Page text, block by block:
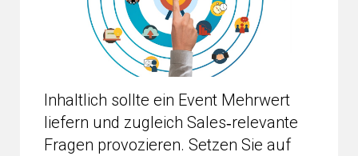
Inhaltlich sollte ein Event Mehrwert
liefern und zugleich Sales‑relevante
Fragen provozieren. Setzen Sie auf
Kundenbewertungen und Erfahrungen zu
seo-nest.de